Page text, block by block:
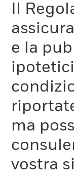
Il
e la
ma
vostra